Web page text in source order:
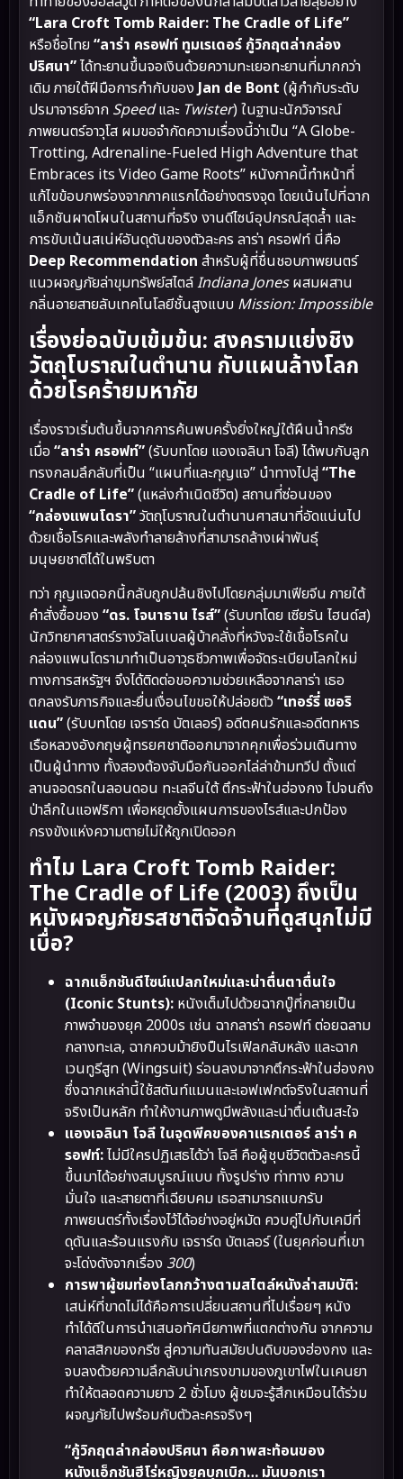
“Lara Croft Tomb Raider: The Cradle of Life”
หรือชื่อไทย“ลาร่า ครอฟท์ ทูมเรเดอร์ กู้วิกฤตล่ากล่อง
ปริศนา”ได้ทะยานขึ้นจอเงินด้วยความทะเยอทะยานที่มากกว่า
เดิม ภายใต้ฝีมือการกำกับของJan de Bont (ผู้กำกับระดับ
ปรมาจารย์จาก Speedและ Twister) ในฐานะนักวิจารณ์
ภาพยนตร์อาวุโส ผมขอจำกัดความเรื่องนี้ว่าเป็น “A Globe-
Trotting, Adrenaline-Fueled High Adventure that
Embraces its Video Game Roots” หนังภาคนี้ทำหน้าที่
แก้ไขข้อบกพร่องจากภาคแรกได้อย่างตรงจุด โดยเน้นไปที่ฉาก
แอ็กชันผาดโผนในสถานที่จริง งานดีไซน์อุปกรณ์สุดล้ำ และ
การขับเน้นสเน่ห์อันดุดันของตัวละคร ลาร่า ครอฟท์ นี่คือ
Deep Recommendation สำหรับผู้ที่ชื่นชอบภาพยนตร์
แนวผจญภัยล่าขุมทรัพย์สไตล์Indiana Jonesผสมผสาน
กลิ่นอายสายลับเทคโนโลยีชั้นสูงแบบ Mission: Impossible
เรื่องย่อฉบับเข้มข้น: สงครามแย่งชิง
วัตถุโบราณในตำนาน กับแผนล้างโลก
ด้วยโรคร้ายมหาภัย
เรื่องราวเริ่มต้นขึ้นจากการค้นพบครั้งยิ่งใหญ่ใต้ผืนน้ำกรีซ
เมื่อ “ลาร่า ครอฟท์”(รับบทโดย แองเจลินา โจลี) ได้พบกับลูก
ทรงกลมลึกลับที่เป็น “แผนที่และกุญแจ” นำทางไปสู่“The
Cradle of Life”(แหล่งกำเนิดชีวิต) สถานที่ซ่อนของ
“กล่องแพนโดรา”วัตถุโบราณในตำนานศาสนาที่อัดแน่นไป
ด้วยเชื้อโรคและพลังทำลายล้างที่สามารถล้างเผ่าพันธุ์
มนุษยชาติได้ในพริบตา
ทว่า กุญแจดอกนี้กลับถูกปล้นชิงไปโดยกลุ่มมาเฟียจีน ภายใต้
คำสั่งซื้อของ “ดร. โจนาธาน ไรส์”(รับบทโดย เซียรัน ไฮนด์ส)
นักวิทยาศาสตร์รางวัลโนเบลผู้บ้าคลั่งที่หวังจะใช้เชื้อโรคใน
กล่องแพนโดรามาทำเป็นอาวุธชีวภาพเพื่อจัดระเบียบโลกใหม่
ทางการสหรัฐฯ จึงได้ติดต่อขอความช่วยเหลือจากลาร่า เธอ
ตกลงรับภารกิจและยื่นเงื่อนไขขอให้ปล่อยตัว “เทอร์รี่ เชอริ
แดน”(รับบทโดย เจราร์ด บัตเลอร์) อดีตคนรักและอดีตทหาร
เรือหลวงอังกฤษผู้ทรยศชาติออกมาจากคุกเพื่อร่วมเดินทาง
เป็นผู้นำทาง ทั้งสองต้องจับมือกันออกไล่ล่าข้ามทวีป ตั้งแต่
ลานจอดรถในลอนดอน ทะเลจีนใต้ ตึกระฟ้าในฮ่องกง ไปจนถึง
ป่าลึกในแอฟริกา เพื่อหยุดยั้งแผนการของไรส์และปกป้อง
กรงขังแห่งความตายไม่ให้ถูกเปิดออก
ทำไม Lara Croft Tomb Raider:
The Cradle of Life (2003) ถึงเป็น
หนังผจญภัยรสชาติจัดจ้านที่ดูสนุกไม่มี
เบื่อ?
ฉากแอ็กชันดีไซน์แปลกใหม่และน่าตื่นตาตื่นใจ
(Iconic Stunts): หนังเต็มไปด้วยฉากบู๊ที่กลายเป็น
ภาพจำของยุค 2000s เช่น ฉากลาร่า ครอฟท์ ต่อยฉลาม
กลางทะเล, ฉากควบม้ายิงปืนไรเฟิลกลับหลัง และฉาก
เวนทูรีสูท (Wingsuit) ร่อนลงมาจากตึกระฟ้าในฮ่องกง
ซึ่งฉากเหล่านี้ใช้สตันท์แมนและเอฟเฟกต์จริงในสถานที่
จริงเป็นหลัก ทำให้งานภาพดูมีพลังและน่าตื่นเต้นสะใจ
แองเจลินา โจลี ในจุดพีคของคาแรกเตอร์ ลาร่า ค
รอฟท์:ไม่มีใครปฏิเสธได้ว่า โจลี คือผู้ชุบชีวิตตัวละครนี้
ขึ้นมาได้อย่างสมบูรณ์แบบ ทั้งรูปร่าง ท่าทาง ความ
มั่นใจ และสายตาที่เฉียบคม เธอสามารถแบกรับ
ภาพยนตร์ทั้งเรื่องไว้ได้อย่างอยู่หมัด ควบคู่ไปกับเคมีที่
ดุดันและร้อนแรงกับ เจราร์ด บัตเลอร์ (ในยุคก่อนที่เขา
จะโด่งดังจากเรื่อง 300)
การพาผู้ชมท่องโลกกว้างตามสไตล์หนังล่าสมบัติ:
เสน่ห์ที่ขาดไม่ได้คือการเปลี่ยนสถานที่ไปเรื่อยๆ หนัง
ทำได้ดีในการนำเสนอทัศนียภาพที่แตกต่างกัน จากความ
คลาสสิกของกรีซ สู่ความทันสมัยปนดิบของฮ่องกง และ
จบลงด้วยความลึกลับน่าเกรงขามของภูเขาไฟในเคนยา
ทำให้ตลอดความยาว 2 ชั่วโมง ผู้ชมจะรู้สึกเหมือนได้ร่วม
ผจญภัยไปพร้อมกับตัวละครจริงๆ
“กู้วิกฤตล่ากล่องปริศนา คือภาพสะท้อนของ
หนังแอ็กชันฮีโร่หญิงยุคบุกเบิก… มันบอกเรา